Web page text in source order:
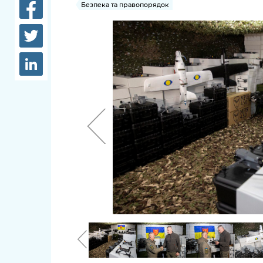
Рішення та розпорядження
Проєкти розпоряджень, що
перебувають на погодженні
КМВА
Лікарні
Освіта
заклади
Дороги,
парковки
Безпека та правопорядок